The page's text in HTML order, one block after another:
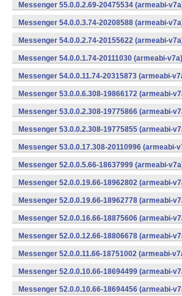
Messenger 55.0.0.2.69-20475534 (armeabi-
Messenger 54.0.0.3.74-20208588 (armeabi-
Messenger 54.0.0.2.74-20155622 (armeabi-
Messenger 54.0.0.1.74-20111030 (armeabi-
Messenger 54.0.0.11.74-20315873 (armeabi-
Messenger 53.0.0.6.308-19866172 (armeabi-
Messenger 53.0.0.2.308-19775866 (armeabi-
Messenger 53.0.0.2.308-19775855 (armeabi-
Messenger 53.0.0.17.308-20110996 (armeabi-
Messenger 52.0.0.5.66-18637999 (armeabi-
Messenger 52.0.0.19.66-18962802 (armeabi-
Messenger 52.0.0.19.66-18962778 (armeabi-
Messenger 52.0.0.16.66-18875606 (armeabi-
Messenger 52.0.0.12.66-18806678 (armeabi-
Messenger 52.0.0.11.66-18751002 (armeabi-
Messenger 52.0.0.10.66-18694499 (armeabi-
Messenger 52.0.0.10.66-18694456 (armeabi-